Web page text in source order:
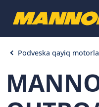
Podveska qayiq